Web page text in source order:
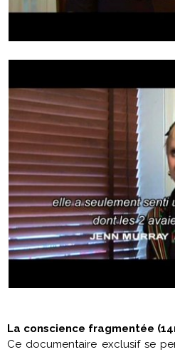
La conscience fragmentée
Ce documentaire exclusif se